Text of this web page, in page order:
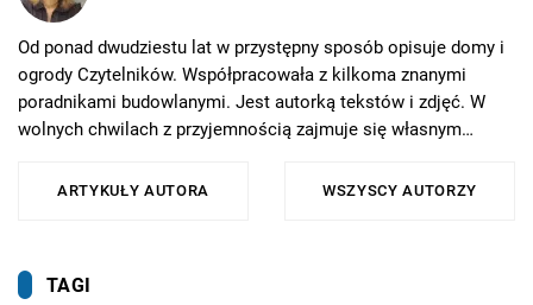
Od ponad dwudziestu lat w przystępny sposób opisuje domy i
ogrody Czytelników. Współpracowała z kilkoma znanymi
poradnikami budowlanymi. Jest autorką tekstów i zdjęć. W
wolnych chwilach z przyjemnością zajmuje się własnym
rośliny ozdobne, jak i zioła, warzywa itp. Amatorsko interesuje
poza sezonem wakacyjnym.
ARTYKUŁY AUTORA WSZYSCY AUTORZY
TAGI